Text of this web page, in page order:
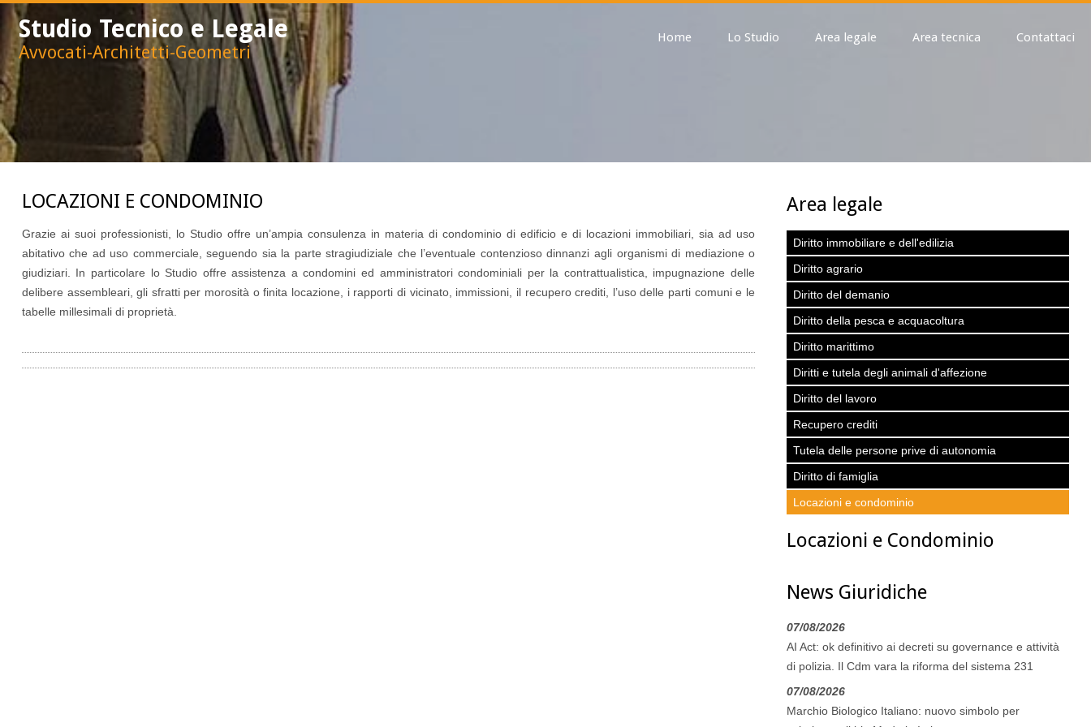
Studio Tecnico e Legale
Avvocati-Architetti-Geometri
Home Lo Studio Area legale Area tecnica Contattaci
LOCAZIONI E CONDOMINIO
Grazie ai suoi professionisti, lo Studio offre un’ampia consulenza in materia di condominio di edificio e di locazioni immobiliari, sia ad uso
abitativo che ad uso commerciale, seguendo sia la parte stragiudiziale che l’eventuale contenzioso dinnanzi agli organismi di mediazione o
giudiziari. In particolare lo Studio offre assistenza a condomini ed amministratori condominiali per la contrattualistica, impugnazione delle
delibere assembleari, gli sfratti per morosità o finita locazione, i rapporti di vicinato, immissioni, il recupero crediti, l’uso delle parti comuni e le
tabelle millesimali di proprietà.
Area legale
Diritto immobiliare e dell'edilizia
Diritto agrario
Diritto del demanio
Diritto della pesca e acquacoltura
Diritto marittimo
Diritti e tutela degli animali d'affezione
Diritto del lavoro
Recupero crediti
Tutela delle persone prive di autonomia
Diritto di famiglia
Locazioni e condominio
Locazioni e Condominio
News Giuridiche
07/08/2026
AI Act: ok definitivo ai decreti su governance e attività
di polizia. Il Cdm vara la riforma del sistema 231
07/08/2026
Marchio Biologico Italiano: nuovo simbolo per